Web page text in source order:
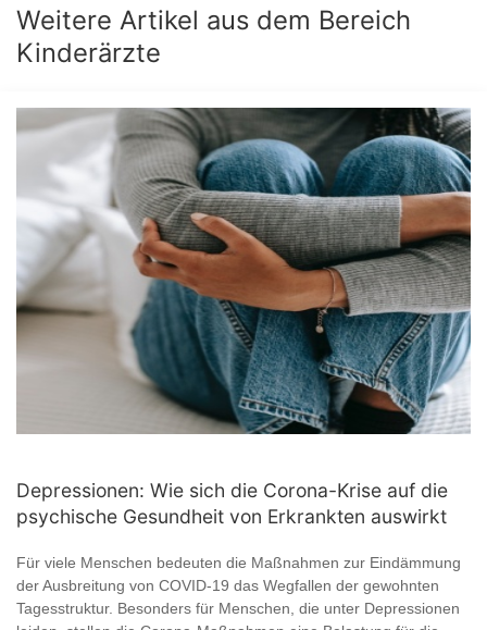
Weitere Artikel aus dem Bereich
Kinderärzte
Depressionen: Wie sich die Corona-Krise auf die
psychische Gesundheit von Erkrankten auswirkt
Für viele Menschen bedeuten die Maßnahmen zur Eindämmung
der Ausbreitung von COVID-19 das Wegfallen der gewohnten
Tagesstruktur. Besonders für Menschen, die unter Depressionen